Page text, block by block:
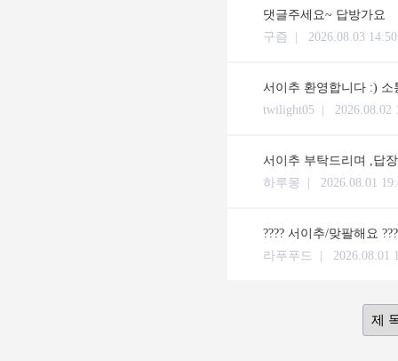
댓글주세요~ 답방가요
구즘 | 2026.08.03 14:50
서이추 환영합니다 :)
twilight05 | 2026.08.02
서이추 부탁드리며 ,답
하루몽 | 2026.08.01
???? 서이추/맞팔해요
라푸푸드 | 2026.08.01